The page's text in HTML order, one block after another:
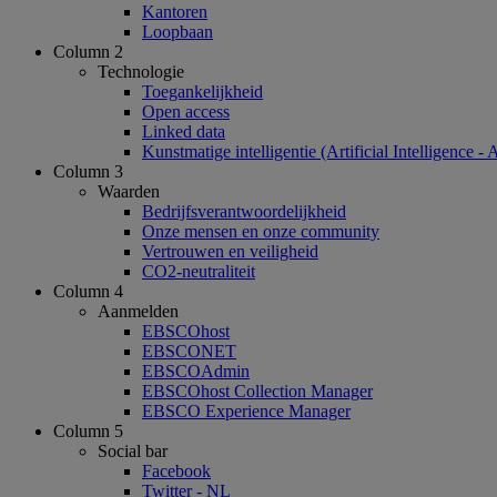
Kantoren
Loopbaan
Column 2
Technologie
Toegankelijkheid
Open access
Linked data
Kunstmatige intelligentie (Artificial Intelligence -
Column 3
Waarden
Bedrijfsverantwoordelijkheid
Onze mensen en onze community
Vertrouwen en veiligheid
CO2-neutraliteit
Column 4
Aanmelden
EBSCOhost
EBSCONET
EBSCOAdmin
EBSCOhost Collection Manager
EBSCO Experience Manager
Column 5
Social bar
Facebook
Twitter - NL